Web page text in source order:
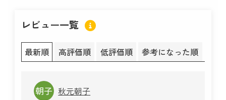
レビュー一覧
最新順 高評価順 低評価順 参考になった順
秋元朝子